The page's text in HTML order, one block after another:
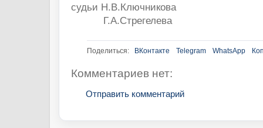
судьи Н.В.Ключникова
Г.А.Стрегелева
Поделиться: ВКонтакте Telegram WhatsApp
Комментариев нет:
Отправить комментарий